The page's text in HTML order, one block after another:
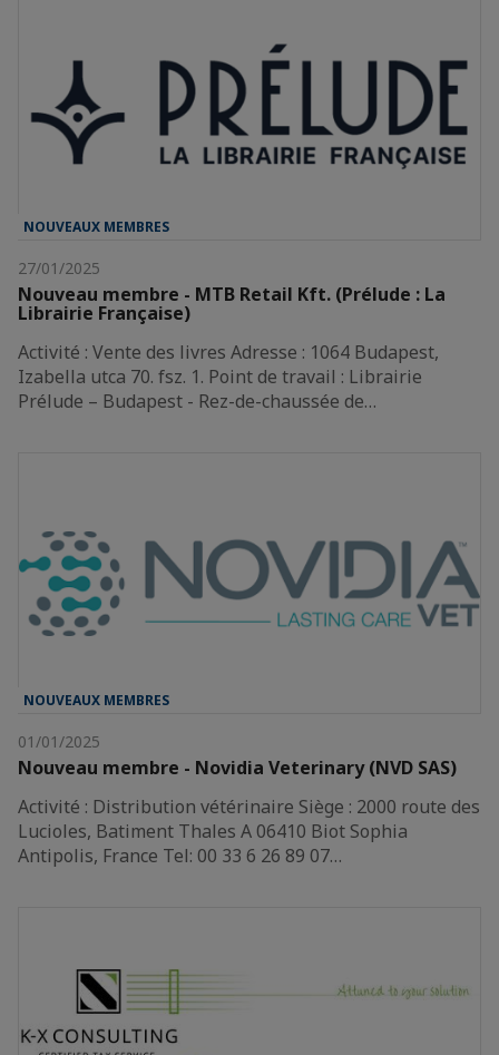
NOUVEAUX MEMBRES
27/01/2025
Nouveau membre - MTB Retail Kft. (Prélude : La
Librairie Française)
Activité : Vente des livres Adresse : 1064 Budapest,
Izabella utca 70. fsz. 1. Point de travail : Librairie
Prélude – Budapest - Rez-de-chaussée de…
NOUVEAUX MEMBRES
01/01/2025
Nouveau membre - Novidia Veterinary (NVD SAS)
Activité : Distribution vétérinaire Siège : 2000 route des
Lucioles, Batiment Thales A 06410 Biot Sophia
Antipolis, France Tel: 00 33 6 26 89 07…